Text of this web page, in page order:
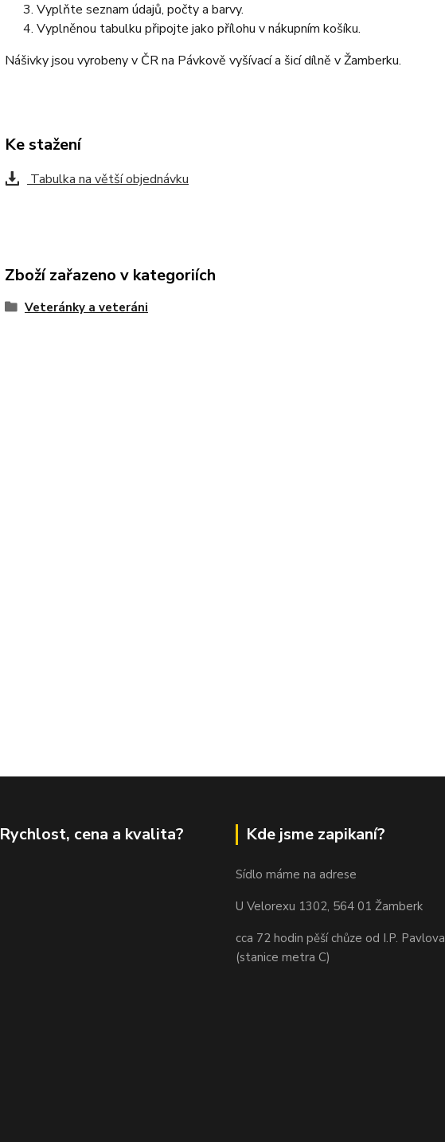
Vyplňte seznam údajů, počty a barvy.
Vyplněnou tabulku připojte jako přílohu v nákupním košíku.
Nášivky jsou vyrobeny v ČR na Pávkově vyšívací a šicí dílně v Žamberku.
Ke stažení
Tabulka na větší objednávku
Zboží zařazeno v kategoriích
Veteránky a veteráni
Rychlost, cena a kvalita? Kde jsme zapikaní?
Sídlo máme na adrese
U Velorexu 1302, 564 01 Žamberk
cca 72 hodin pěší chůze od I.P. Pavlova
(stanice metra C)